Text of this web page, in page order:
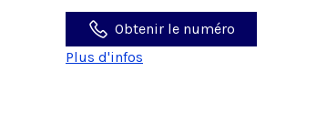
Obtenir le numéro
Plus d'infos